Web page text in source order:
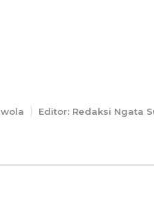
Editor: Redaksi Ngata